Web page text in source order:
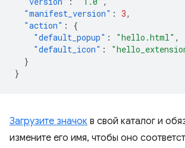
"manifest_version" : 3,
"action" :
{
"default_popup" : "hello.html" ,
"default_icon" :
}
}
Загрузите значок в свой каталог и
измените его имя, чтобы оно